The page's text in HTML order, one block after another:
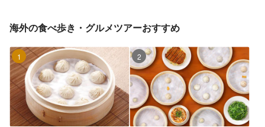
海外の食べ歩き・グルメツアーおすすめ
1位 2位